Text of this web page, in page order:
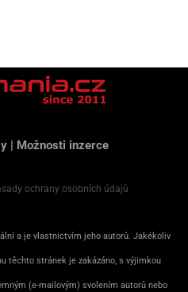
| Možnosti inzerce
ochrany osobních údajů
a je vlastnictvím jeho autorů. Jakékoliv
těchto stránek je zakázáno, s výjimkou
(e-mailovým) svolením autorů nebo